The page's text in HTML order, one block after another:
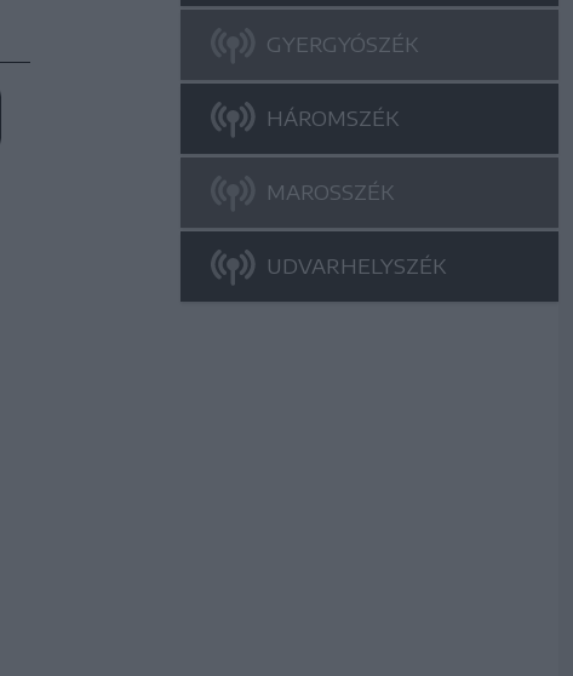
GYERGYÓSZÉK
HÁROMSZÉK
MAROSSZÉK
UDVARHELYSZÉK